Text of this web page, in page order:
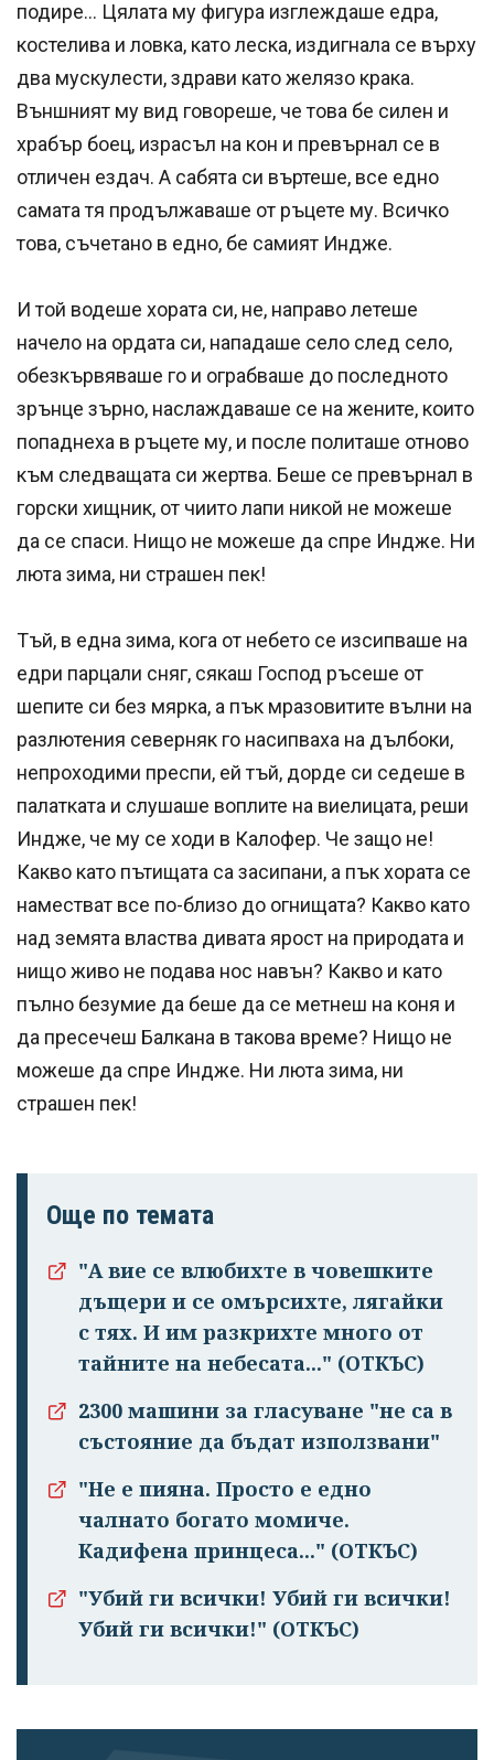
подире… Цялата му фигура изглеж­даше едра,
костелива и ловка, като леска, издигнала се върху
два мускулести, здрави като желязо крака.
Външният му вид говореше, че това бе силен и
храбър боец, израсъл на кон и превърнал се в
отличен ездач. А сабята си въртеше, все едно
самата тя продължаваше от ръцете му. Всичко
това, съчетано в едно, бе самият Индже.
И той водеше хората си, не, направо летеше
начело на ордата си, нападаше село след село,
обезкървяваше го и ограбваше до последното
зрънце зърно, наслаждаваше се на жените, които
попаднеха в ръцете му, и после политаше отново
към следващата си жертва. Беше се превърнал в
горски хищник, от чиито лапи никой не можеше
да се спаси. Нищо не можеше да спре Индже. Ни
люта зима, ни страшен пек!
Тъй, в една зима, кога от небето се изсипваше на
едри парцали сняг, сякаш Господ ръсеше от
шепите си без мярка, а пък мразовитите вълни на
разлютения северняк го насипваха на дълбоки,
непроходими преспи, ей тъй, дорде си седеше в
палатката и слушаше воплите на виелицата, реши
Индже, че му се ходи в Калофер. Че защо не!
Какво като пътищата са засипани, а пък хората се
наместват все по-близо до огнищата? Какво като
над земята властва дивата ярост на природата и
нищо живо не подава нос навън? Какво и като
пълно безумие да беше да се метнеш на коня и
да пресечеш Балкана в такова време? Нищо не
можеше да спре Индже. Ни люта зима, ни
страшен пек!
Още по темата
"А вие се влюбихте в чо­вешките
дъщери и се омърсихте, лягайки
с тях. И им раз­крихте много от
тайните на небесата..." (ОТКЪС)
2300 машини за гласуване "не са в
състояние да бъдат използвани"
"Не е пияна. Просто е едно
чалнато бога­то момиче.
Кадифена принцеса..." (ОТКЪС)
"Убий ги всички! Убий ги всички!
Убий ги всички!" (ОТКЪС)